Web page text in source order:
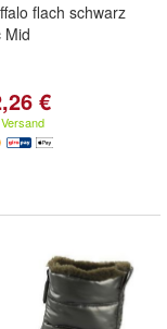
flach schwarz
Mid
€